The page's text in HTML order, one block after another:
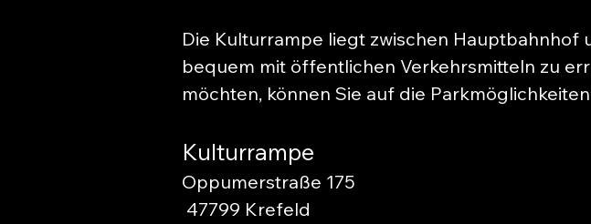
Die Kulturrampe liegt zwischen
bequem mit öffentlichen Verkehrsmitteln zu
möchten, können Sie auf die
Kulturrampe
Oppumerstraße 175
47799 Krefeld